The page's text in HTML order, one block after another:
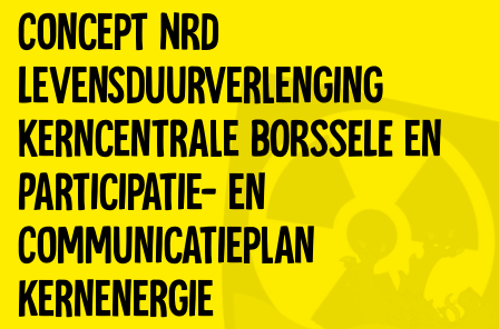
Concept NRD
Levensduurverlenging
kerncentrale BORSSELE en
Participatie- en
Communicatieplan
Kernenergie